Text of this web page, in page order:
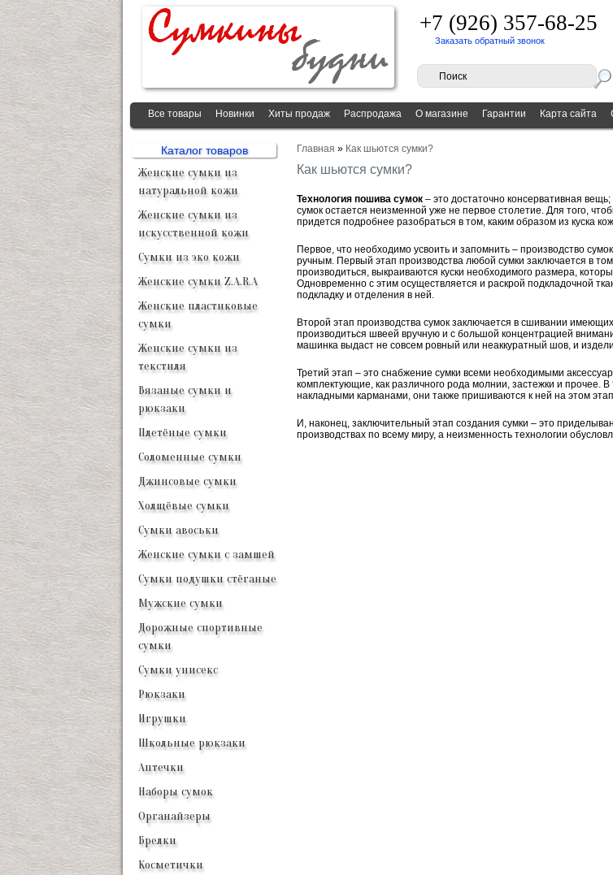
+7 (926) 357-68-25
Заказать обратный звонок
Все товары Новинки Хиты продаж Распродажа О магазине Гарантии Карта сайта
Каталог товаров
Женские сумки из
натуральной кожи
Женские сумки из
искусственной кожи
Сумки из эко кожи
Женские сумки Z.A.R.A
Женские пластиковые
сумки
Женские сумки из
текстиля
Вязаные сумки и
рюкзаки
Плетёные сумки
Соломенные сумки
Джинсовые сумки
Холщёвые сумки
Сумки авоськи
Женские сумки с замшей
Сумки подушки стёганые
Мужские сумки
Дорожные спортивные
сумки
Сумки унисекс
Рюкзаки
Игрушки
Школьные рюкзаки
Аптечки
Наборы сумок
Органайзеры
Брелки
Косметички
Главная » Как шьются сумки?
Как шьются сумки?
Технология пошива сумок – это достаточно консервативная
сумок остается неизменной уже не первое столетие. Для того,
придется подробнее разобраться в том, каким образом из куска
Первое, что необходимо усвоить и запомнить – производство
ручным. Первый этап производства любой сумки заключается в
производиться, выкраиваются куски необходимого размера,
Одновременно с этим осуществляется и раскрой подкладочной
подкладку и отделения в ней.
Второй этап производства сумок заключается в сшивании
производиться швеей вручную и с большой концентрацией
машинка выдаст не совсем ровный или неаккуратный шов, и
Третий этап – это снабжение сумки всеми необходимыми
комплектующие, как различного рода молнии, застежки и прочее.
накладными карманами, они также пришиваются к ней на этом
И, наконец, заключительный этап создания сумки – это
производствах по всему миру, а неизменность технологии